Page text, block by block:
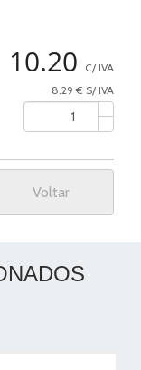
10.20
C/ IVA
8.29 € S/ IVA
Voltar